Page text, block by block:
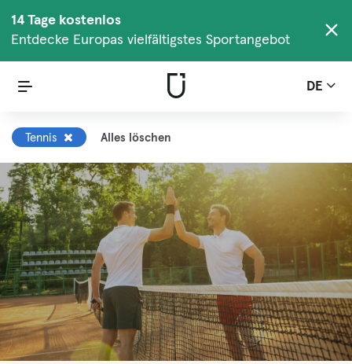
14 Tage kostenlos
Entdecke Europas vielfältigstes Sportangebot
DE
Tennis Alles löschen